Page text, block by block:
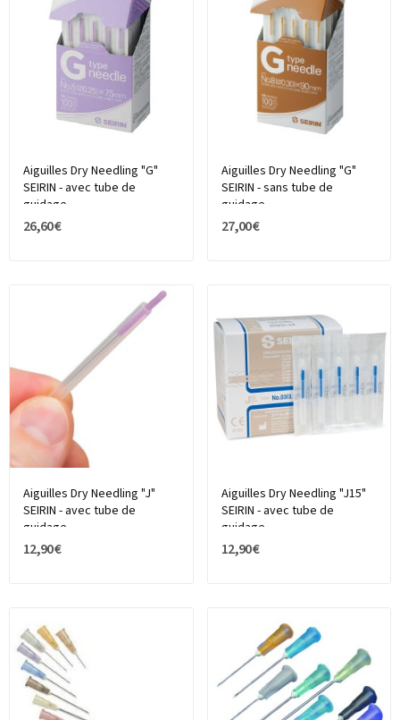
Aiguilles Dry Needling "G"
SEIRIN - avec tube de
guidage
26,60 €
Aiguilles Dry Needling "G"
SEIRIN - sans tube de
guidage
27,00 €
Aiguilles Dry Needling "J"
SEIRIN - avec tube de
guidage
12,90 €
Aiguilles Dry Needling "J15"
SEIRIN - avec tube de
guidage
12,90 €